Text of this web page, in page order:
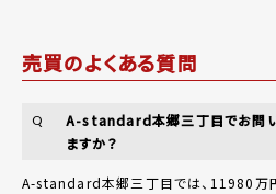
売買のよくある質問
Q
A-standard本郷三丁目でお問
ますか？
A-standard本郷三丁目では、11980万